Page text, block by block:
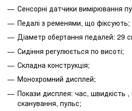
Сенсорні датчики вимірювання
Педалі з ременями, що фіксують;
Діаметр обертання педалей: 29
Сидіння регулюється по висоті;
Складна конструкція;
Монохромний дисплей;
Покази дисплея: час, швидкість ,
сканування, пульс;